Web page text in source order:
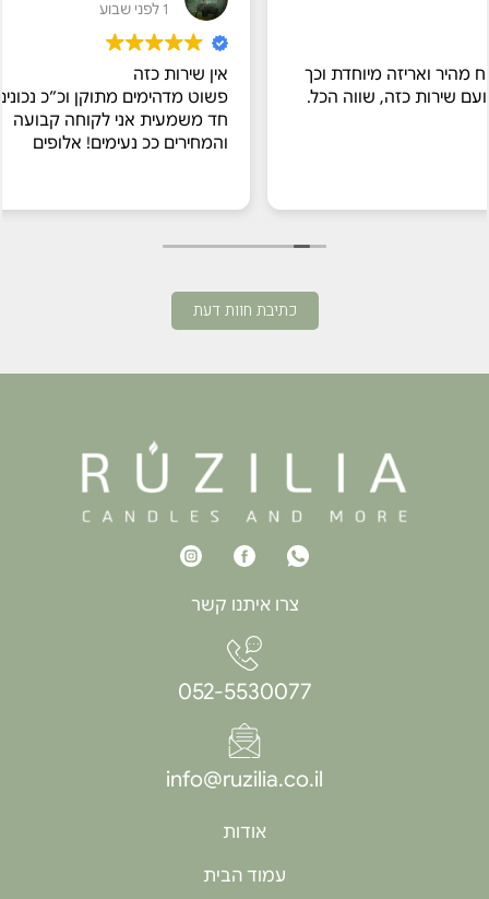
אין שירות כזה
פשוט מדהימים מתוקן וכ״כ נכונים לעזור!
חד משמעית אני לקוחה קבועה
והמחירים ככ נעימים! אלופים
וכך
הכל.
כתיבת חוות דעת
צרו איתנו קשר
052-5530077
info@ruzilia.co.il
אודות
עמוד הבית